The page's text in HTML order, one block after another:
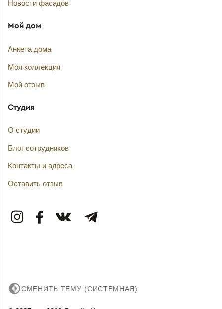
Новости фасадов
Мой дом
Анкета дома
Моя коллекция
Мой отзыв
Студия
О студии
Блог сотрудников
Контакты и адреса
Оставить отзыв
СМЕНИТЬ ТЕМУ (СИСТЕМНАЯ)